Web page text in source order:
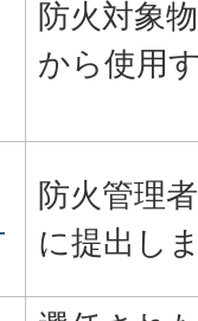
防火対象
から使用
防火管理
に提出し